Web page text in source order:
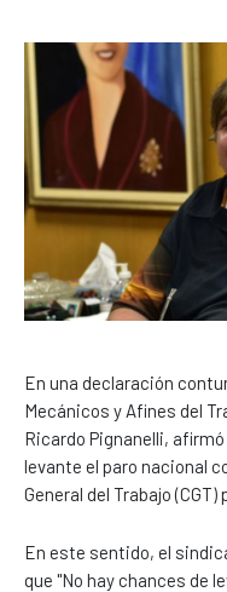
En una declaración
Mecánicos y Afines del
Ricardo Pignanelli,
levante el paro nacional
General del Trabajo (CGT)
En este sentido, el
que "No hay chances de